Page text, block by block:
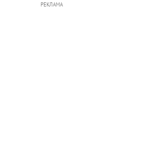
РЕКЛАМА